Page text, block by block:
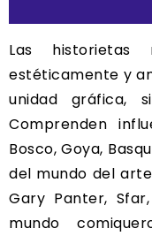
Las historietas
estéticamente y
unidad gráfica,
Comprenden
Bosco, Goya,
del mundo del
Gary Panter,
mundo